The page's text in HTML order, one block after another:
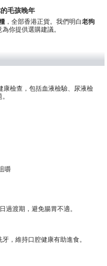
毛孩晚年
，全部香港正貨。我們明白老狗
你提供選購建議。
康檢查，包括血液檢驗、尿液檢
嚼
過渡期，避免腸胃不適。
，維持口腔健康有助進食。